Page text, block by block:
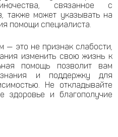
связанное с
также может указывать на
помощи специалиста.
— это не признак слабости,
изменить свою жизнь к
помощь позволит вам
и поддержку для
Не откладывайте
и благополучие